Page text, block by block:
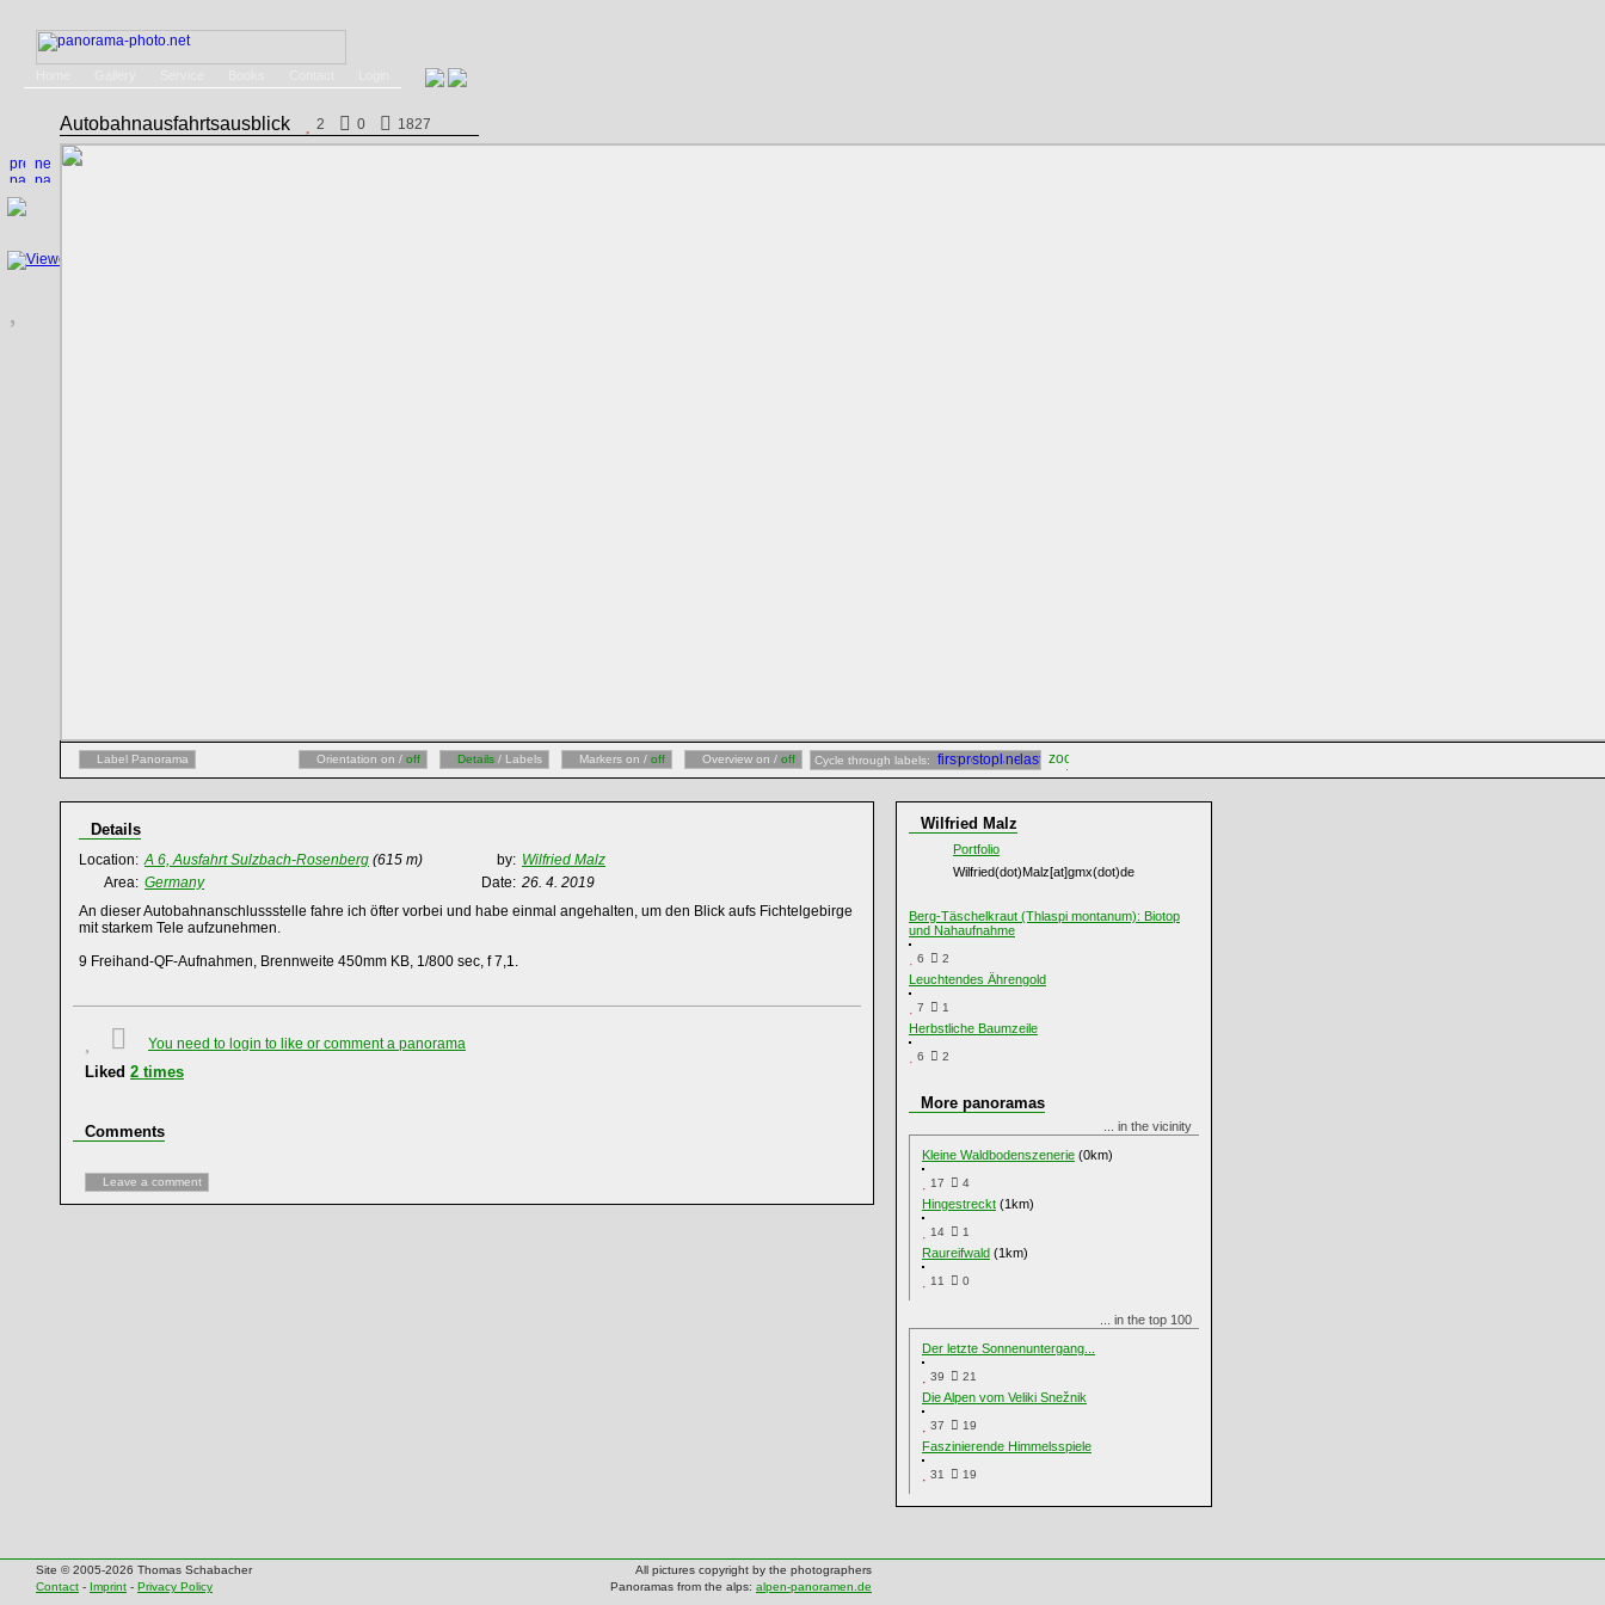
Autobahnausfahrtsausblick 2 0 1827
Label Panorama Orientation on / off Details / Labels Markers on / off Overview on / off Cycle through labels:
Details
Location: A 6, Ausfahrt Sulzbach-Rosenberg (615 m) by: Wilfried Malz
Area: Germany Date: 26. 4. 2019
An dieser Autobahnanschlussstelle fahre ich öfter vorbei und habe einmal angehalten, um den Blick aufs Fichtelgebirge
mit starkem Tele aufzunehmen.
9 Freihand-QF-Aufnahmen, Brennweite 450mm KB, 1/800 sec, f 7,1.
You need to login to like or comment a panorama
Liked 2 times
Comments
Leave a comment
Wilfried Malz
Portfolio
Wilfried(dot)Malz[at]gmx(dot)de
Berg-Täschelkraut (Thlaspi montanum): Biotop
und Nahaufnahme
6 2
Leuchtendes Ährengold
7 1
Herbstliche Baumzeile
6 2
More panoramas
... in the vicinity
Kleine Waldbodenszenerie (0km)
17 4
Hingestreckt (1km)
14 1
Raureifwald (1km)
11 0
... in the top 100
Der letzte Sonnenuntergang...
39 21
Die Alpen vom Veliki Snežnik
37 19
Faszinierende Himmelsspiele
31 19
Site © 2005-2026 Thomas Schabacher
All pictures copyright by the photographers
Contact - Imprint - Privacy Policy Panoramas from the alps: alpen-panoramen.de